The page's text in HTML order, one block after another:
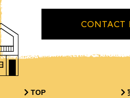
CONTACT
TOP